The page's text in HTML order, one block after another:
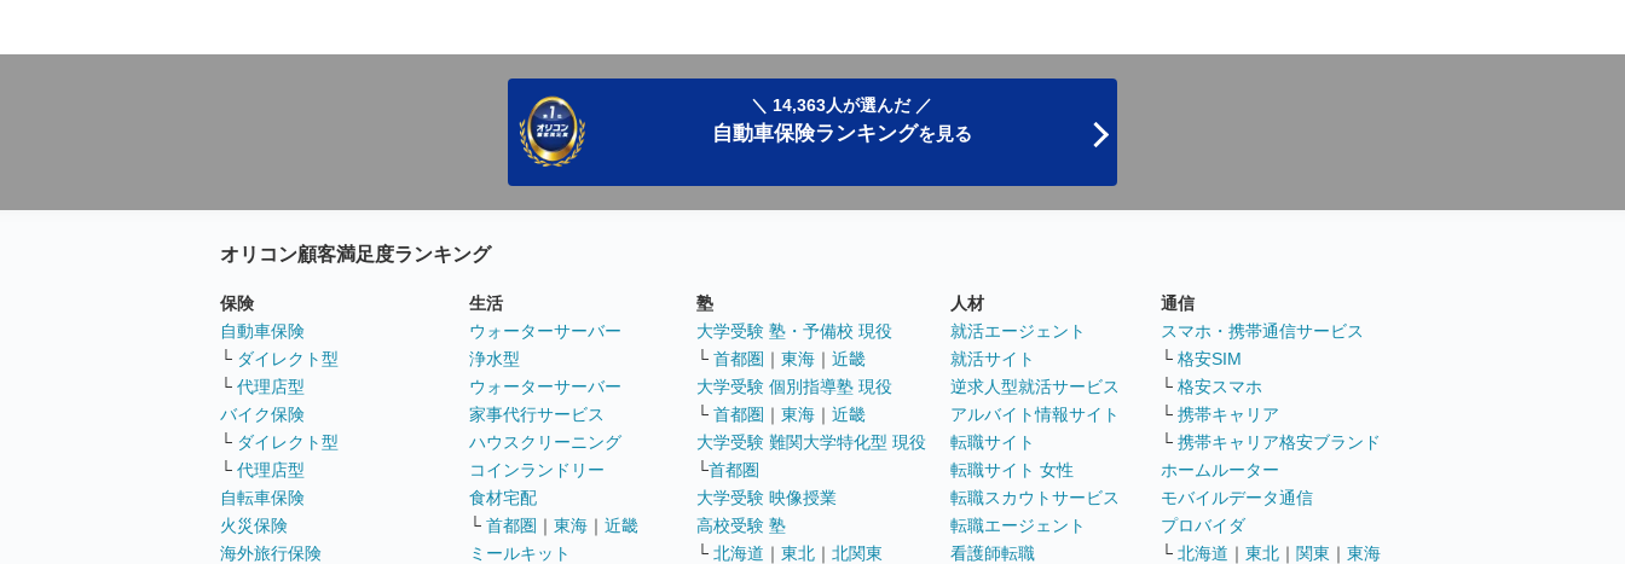
＼ 14,363人が選んだ ／
自動車保険ランキングを見る
オリコン顧客満足度ランキング
保険
自動車保険
└ ダイレクト型
└ 代理店型
バイク保険
└ ダイレクト型
└ 代理店型
自転車保険
火災保険
海外旅行保険
生活
ウォーターサーバー
浄水型
ウォーターサーバー
家事代行サービス
ハウスクリーニング
コインランドリー
食材宅配
└ 首都圏 ｜ 東海 ｜ 近畿
ミールキット
塾
大学受験 塾・予備校 現役
└ 首都圏 ｜ 東海 ｜ 近畿
大学受験 個別指導塾 現役
└ 首都圏 ｜ 東海 ｜ 近畿
大学受験 難関大学特化型 現役
└首都圏
大学受験 映像授業
高校受験 塾
└ 北海道 ｜ 東北 ｜ 北関東
人材
就活エージェント
就活サイト
逆求人型就活サービス
アルバイト情報サイト
転職サイト
転職サイト 女性
転職スカウトサービス
転職エージェント
看護師転職
通信
スマホ・携帯通信サービス
└ 格安SIM
└ 格安スマホ
└ 携帯キャリア
└ 携帯キャリア格安ブランド
ホームルーター
モバイルデータ通信
プロバイダ
└ 北海道 ｜ 東北 ｜ 関東 ｜ 東海